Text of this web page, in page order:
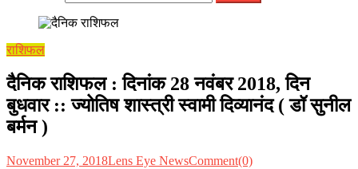
राशिफल
दैनिक राशिफल : दिनांक 28 नवंबर 2018, दिन
बुधवार :: ज्योतिष शास्त्री स्वामी दिव्यानंद ( डॉ सुनील
बर्मन )
November 27, 2018Lens Eye NewsComment(0)